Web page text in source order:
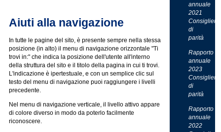
Aiuti alla navigazione
In tutte le pagine del sito, è presente sempre nella stessa
posizione (in alto) il menu di navigazione orizzontale "Ti
trovi in:" che indica la posizione dell'utente all'interno
della struttura del sito e il titolo della pagina in cui ti trovi.
L'indicazione è ipertestuale, e con un semplice clic sul
testo del menu di navigazione puoi raggiungere i livelli
precedente.
Nel menu di navigazione verticale, il livello attivo appare
di colore diverso in modo da poterlo facilmente
riconoscere.
annuale
2021
Consigliera
di
parità
Rapporto
annuale
2023
Consigliera
di
parità
Rapporto
annuale
2022